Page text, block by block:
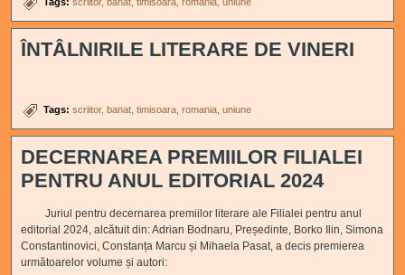
ÎNTÂLNIRILE LITERARE DE VINERI
Tags:scriitor banat timisoara romania uniune
DECERNAREA PREMIILOR FILIALEI
PENTRU ANUL EDITORIAL 2024
Juriul pentru decernarea premiilor literare ale Filialei pentru anul
editorial 2024, alcătuit din: Adrian Bodnaru, Președinte, Borko Ilin, Simona
Constantinovici, Constanța Marcu și Mihaela Pasat, a decis premierea
următoarelor volume și autori: